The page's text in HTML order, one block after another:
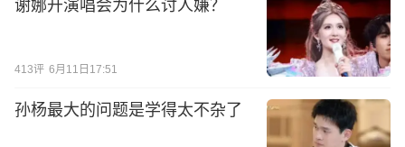
谢娜开演唱会为什么讨人嫌？
413评 6月11日17:51
孙杨最大的问题是学得太不杂了